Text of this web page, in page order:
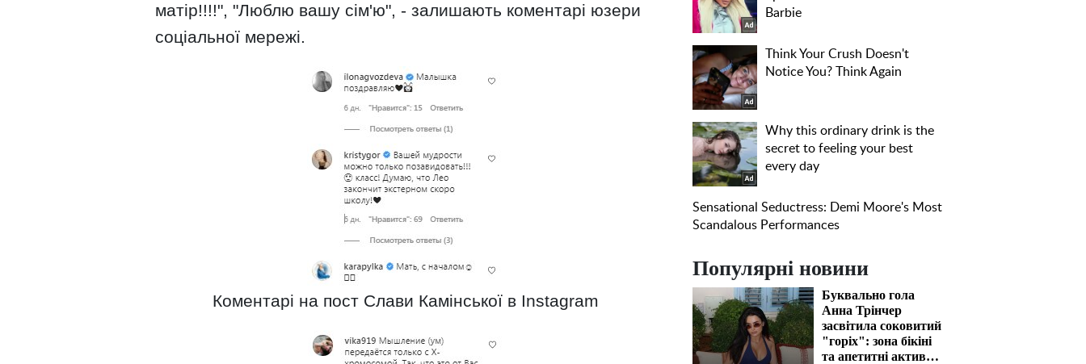
матір!!!!", "Люблю вашу сім'ю", - залишають коментарі юзери
соціальної мережі.
Коментарі на пост Слави Камінської в Instagram
Популярні новини
Буквально гола
Анна Трінчер
засвітила соковитий
"горіх": зона бікіні
та апетитні активи